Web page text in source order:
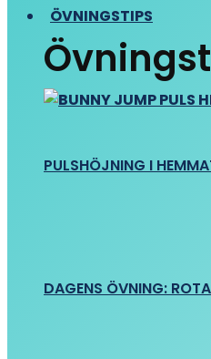
ÖVNINGSTIPS
PULSHÖJNING I
DAGENS ÖVNING: